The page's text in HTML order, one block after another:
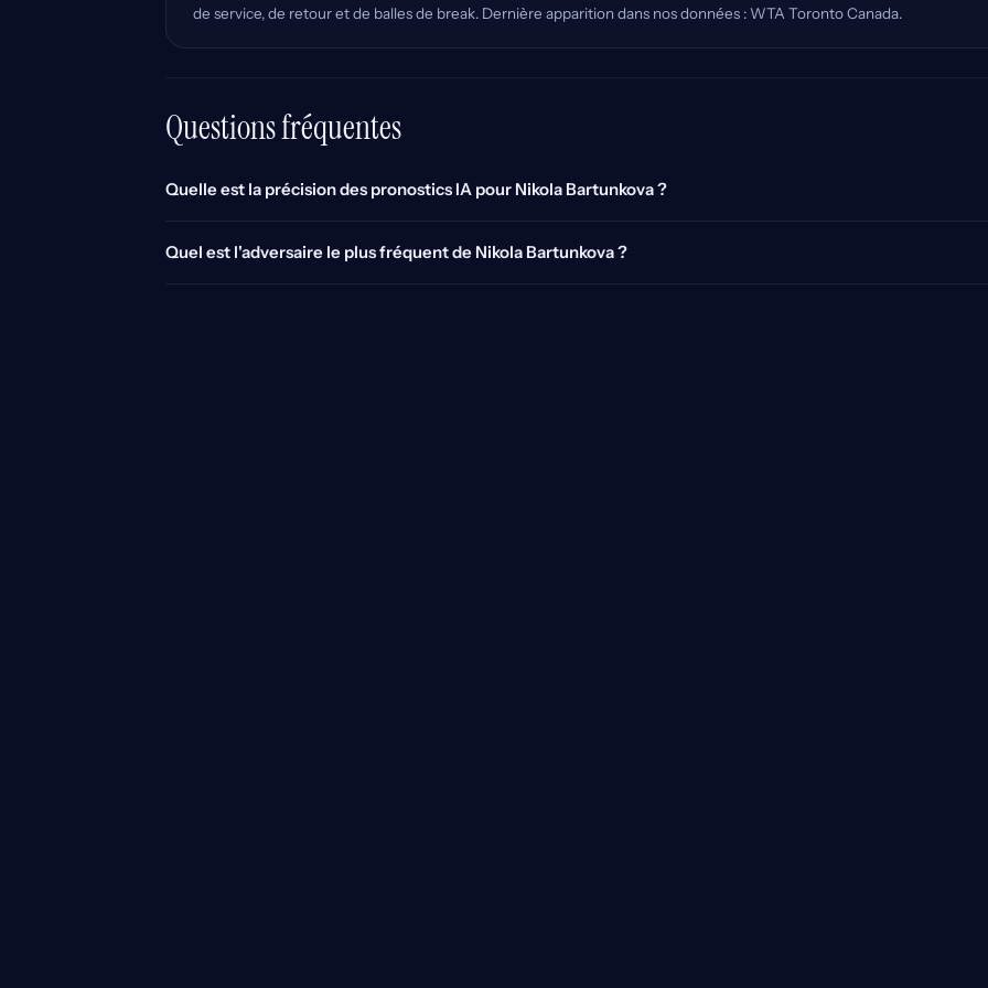
de service, de retour et de balles de break. Dernière apparition dans nos données : WTA Toronto Canada.
Questions fréquentes
Quelle est la précision des pronostics IA pour Nikola Bartunkova ?
Quel est l'adversaire le plus fréquent de Nikola Bartunkova ?